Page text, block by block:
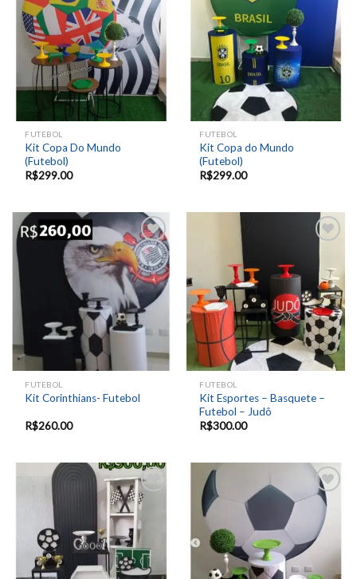
wishlist
FUTEBOL
Kit Copa Do Mundo
(Futebol)
R$299.00
wishlist
FUTEBOL
Kit Copa do Mundo
(Futebol)
R$299.00
Add to
wishlist
FUTEBOL
Kit Corinthians- Futebol
R$260.00
FUTEBOL
Kit Esportes – Basquete –
Futebol – Judô
R$300.00
Add to
wishlist
Add to
wishlist